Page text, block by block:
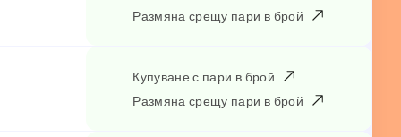
Размяна срещу пари в брой
Купуване с пари в брой
Размяна срещу пари в брой